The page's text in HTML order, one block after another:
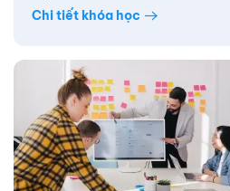
Chi tiết khóa học